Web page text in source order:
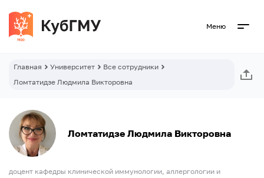
Меню
Главная Университет
Все сотрудники
Ломтатидзе Людмила Викторовна
Ломтатидзе Людмила Викторовна
доцент кафедры клинической иммунологии, аллергологии и